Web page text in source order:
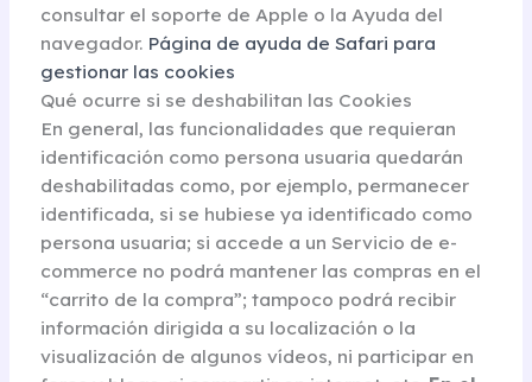
consultar el soporte de Apple o la Ayuda del
navegador. Página de ayuda de Safari para
gestionar las cookies
Qué ocurre si se deshabilitan las Cookies
En general, las funcionalidades que requieran
identificación como persona usuaria quedarán
deshabilitadas como, por ejemplo, permanecer
identificada, si se hubiese ya identificado como
persona usuaria; si accede a un Servicio de e-
commerce no podrá mantener las compras en el
“carrito de la compra”; tampoco podrá recibir
información dirigida a su localización o la
visualización de algunos vídeos, ni participar en